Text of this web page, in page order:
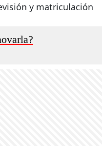
y matriculación